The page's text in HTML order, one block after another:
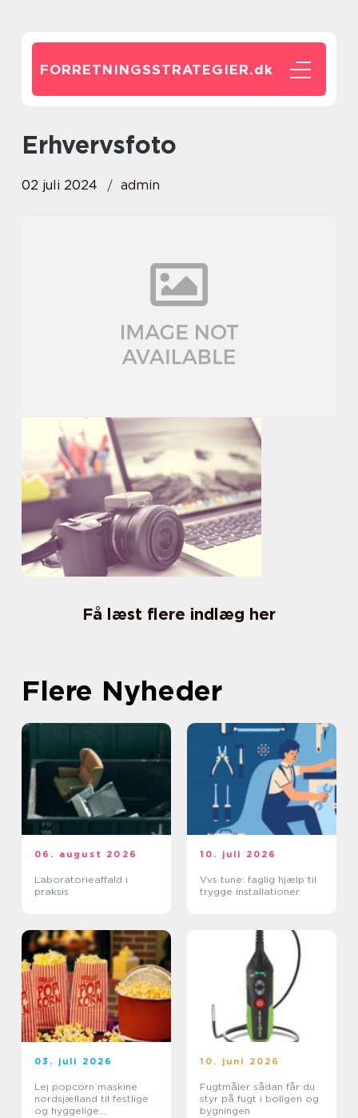
FORRETNINGSSTRATEGIER.dk
erhvervsfoto
02 juli 2024 admin
Få læst flere indlæg her
Flere Nyheder
06. august 2026
Laboratorieaffald i
praksis
10. juli 2026
Vvs tune: faglig hjælp til
trygge installationer
03. juli 2026
Lej popcorn maskine
nordsjælland til festlige
og hyggelige
10. juni 2026
Fugtmåler sådan får du
styr på fugt i boligen og
bygningen